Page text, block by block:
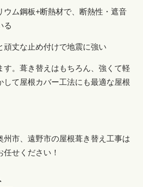
ム鋼板+断熱材で、断熱性・遮音
る
丈な止め付けで地震に強い
す。葺き替えはもちろん、強くて軽
して屋根カバー工法にも最適な屋根
州市、遠野市の屋根葺き替え工事は
せください！